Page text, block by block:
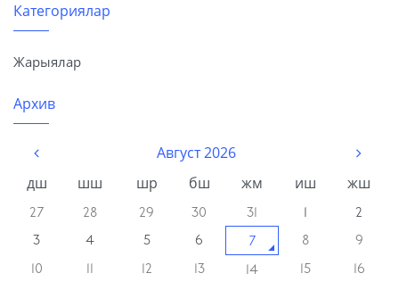
Категориялар
Жарыялар
Архив
Август 2026
дш
шш шр бш жм иш жш
27 28 29 30 31
2
3
4 5 6 7 8
9
10
12 13 14 15
16